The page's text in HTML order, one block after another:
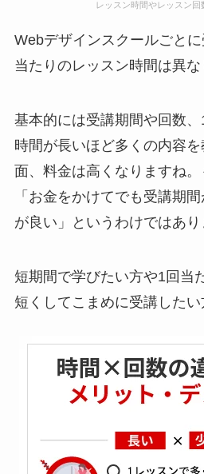
レッスン時間やレッスン回
Webデザインスクールごと
当たりのレッスン時間は異な
基本的には受講期間や回数
時間が長いほど多くの内容
面、料金は高くなりますね。
「お金をかけてでも受講期
が良い」というわけではあり
短期間で学びたい方や1回当
短くしてこまめに受講したい